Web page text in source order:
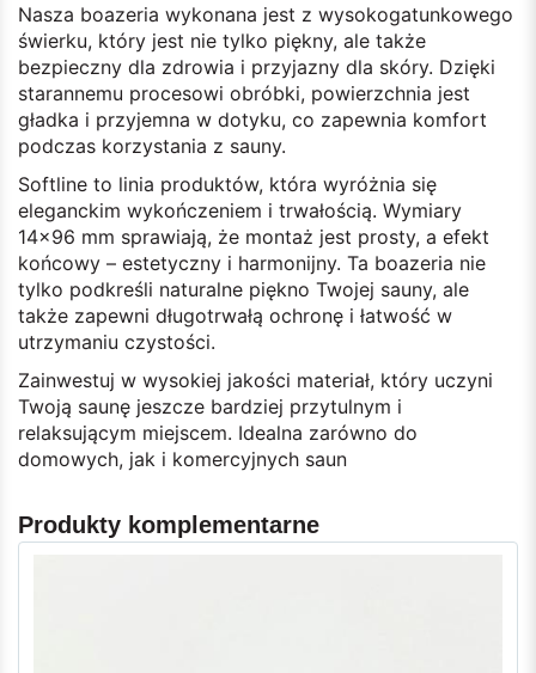
Nasza boazeria wykonana jest z wysokogatunkowego
świerku, który jest nie tylko piękny, ale także
bezpieczny dla zdrowia i przyjazny dla skóry. Dzięki
starannemu procesowi obróbki, powierzchnia jest
gładka i przyjemna w dotyku, co zapewnia komfort
podczas korzystania z sauny.
Softline to linia produktów, która wyróżnia się
eleganckim wykończeniem i trwałością. Wymiary
14x96 mm sprawiają, że montaż jest prosty, a efekt
końcowy – estetyczny i harmonijny. Ta boazeria nie
tylko podkreśli naturalne piękno Twojej sauny, ale
także zapewni długotrwałą ochronę i łatwość w
utrzymaniu czystości.
Zainwestuj w wysokiej jakości materiał, który uczyni
Twoją saunę jeszcze bardziej przytulnym i
relaksującym miejscem. Idealna zarówno do
domowych, jak i komercyjnych saun
Produkty komplementarne